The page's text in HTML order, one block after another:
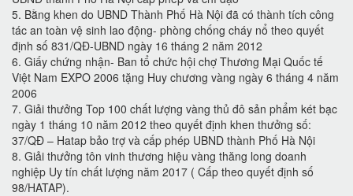
5. Bằng khen do UBND Thành Phố Hà Nội đã có thành tích công
tác an toàn vệ sinh lao động- phòng chống cháy nổ theo quyết
định số 831/QĐ-UBND ngày 16 tháng 2 năm 2012
6. Giấy chứng nhận- Ban tổ chức hội chợ Thương Mại Quốc tế
Việt Nam EXPO 2006 tặng Huy chương vàng ngày 6 tháng 4 năm
2006
7. Giải thưởng Top 100 chất lượng vàng thủ đô sản phẩm két bạc
ngày 1 tháng 10 năm 2012 theo quyết định khen thưởng số:
37/QĐ – Hatap bảo trợ và cấp phép UBND thành Phố Hà Nội
8. Giải thưởng tôn vinh thương hiệu vàng thăng long doanh
nghiệp Uy tín chất lượng năm 2017 ( Cấp theo quyết định số
98/HATAP).